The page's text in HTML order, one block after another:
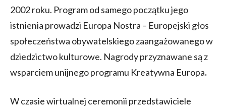
2002 roku. Program od samego początku jego
istnienia prowadzi Europa Nostra – Europejski głos
społeczeństwa obywatelskiego zaangażowanego w
dziedzictwo kulturowe. Nagrody przyznawane są z
wsparciem unijnego programu Kreatywna Europa.
W czasie wirtualnej ceremonii przedstawiciele